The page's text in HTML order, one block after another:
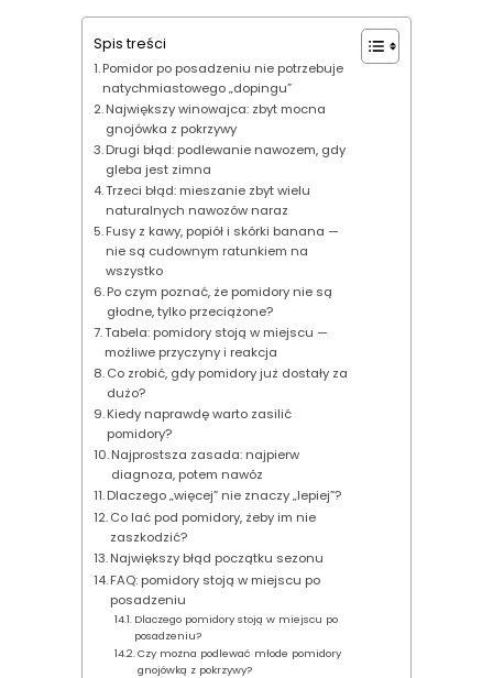
Spis treści
Pomidor po posadzeniu nie potrzebuje
natychmiastowego „dopingu”
Największy winowajca: zbyt mocna
gnojówka z pokrzywy
Drugi błąd: podlewanie nawozem, gdy
gleba jest zimna
Trzeci błąd: mieszanie zbyt wielu
naturalnych nawozów naraz
Fusy z kawy, popiół i skórki banana —
nie są cudownym ratunkiem na
wszystko
Po czym poznać, że pomidory nie są
głodne, tylko przeciążone?
Tabela: pomidory stoją w miejscu —
możliwe przyczyny i reakcja
Co zrobić, gdy pomidory już dostały za
dużo?
Kiedy naprawdę warto zasilić
pomidory?
Najprostsza zasada: najpierw
diagnoza, potem nawóz
Dlaczego „więcej” nie znaczy „lepiej”?
Co lać pod pomidory, żeby im nie
zaszkodzić?
Największy błąd początku sezonu
FAQ: pomidory stoją w miejscu po
posadzeniu
Dlaczego pomidory stoją w miejscu po
posadzeniu?
Czy można podlewać młode pomidory
gnojówką z pokrzywy?